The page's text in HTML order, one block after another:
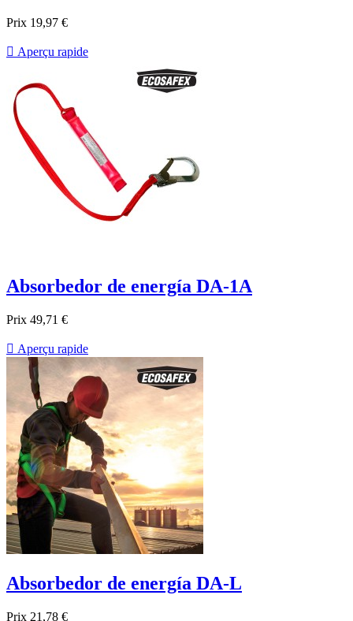
Prix 19,97 €
 Aperçu rapide
Absorbedor de energía DA-1A
Prix 49,71 €
 Aperçu rapide
Absorbedor de energía DA-L
Prix 21,78 €